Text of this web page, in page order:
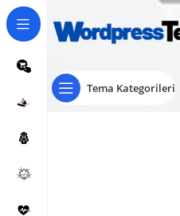
Tema Kategorileri